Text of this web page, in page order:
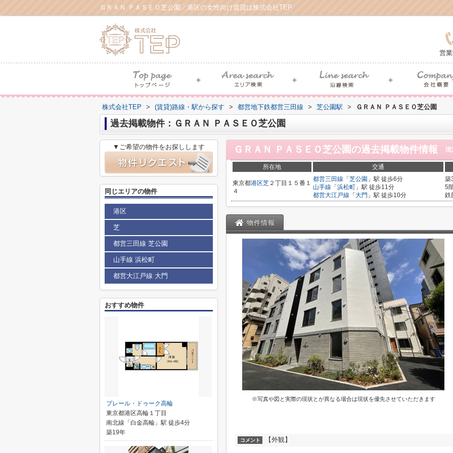
ＧＲＡＮ ＰＡＳＥＯ芝公園／港区の女性向け賃貸は株式会社TEP
営
株式会社TEP > (賃貸)路線・駅から探す > 都営地下鉄都営三田線 > 芝公園駅 > ＧＲＡＮ ＰＡＳＥＯ芝公園
過去掲載物件：ＧＲＡＮ ＰＡＳＥＯ芝公園
ＧＲＡＮ ＰＡＳＥＯ芝公園の過去掲載物件情報 現
所在地 交通
東京都港区芝 ２丁目１５番１
４
都営三田線 「 芝公園 」駅 徒歩6分
山手線 「 浜松町 」駅 徒歩11分
都営大江戸線 「 大門 」駅 徒歩10分
築
5
鉄
物件情報
※写真や図と実際の現状とが異なる場合は現状を優先させていただきます
コメント 【外観】
▼ご希望の物件をお探しします
同じエリアの物件
港区
芝
都営三田線 芝公園
山手線 浜松町
都営大江戸線 大門
おすすめ物件
プレール・ドゥーク高輪
東京都港区高輪１丁目
南北線「白金高輪」駅 徒歩4分
築19年